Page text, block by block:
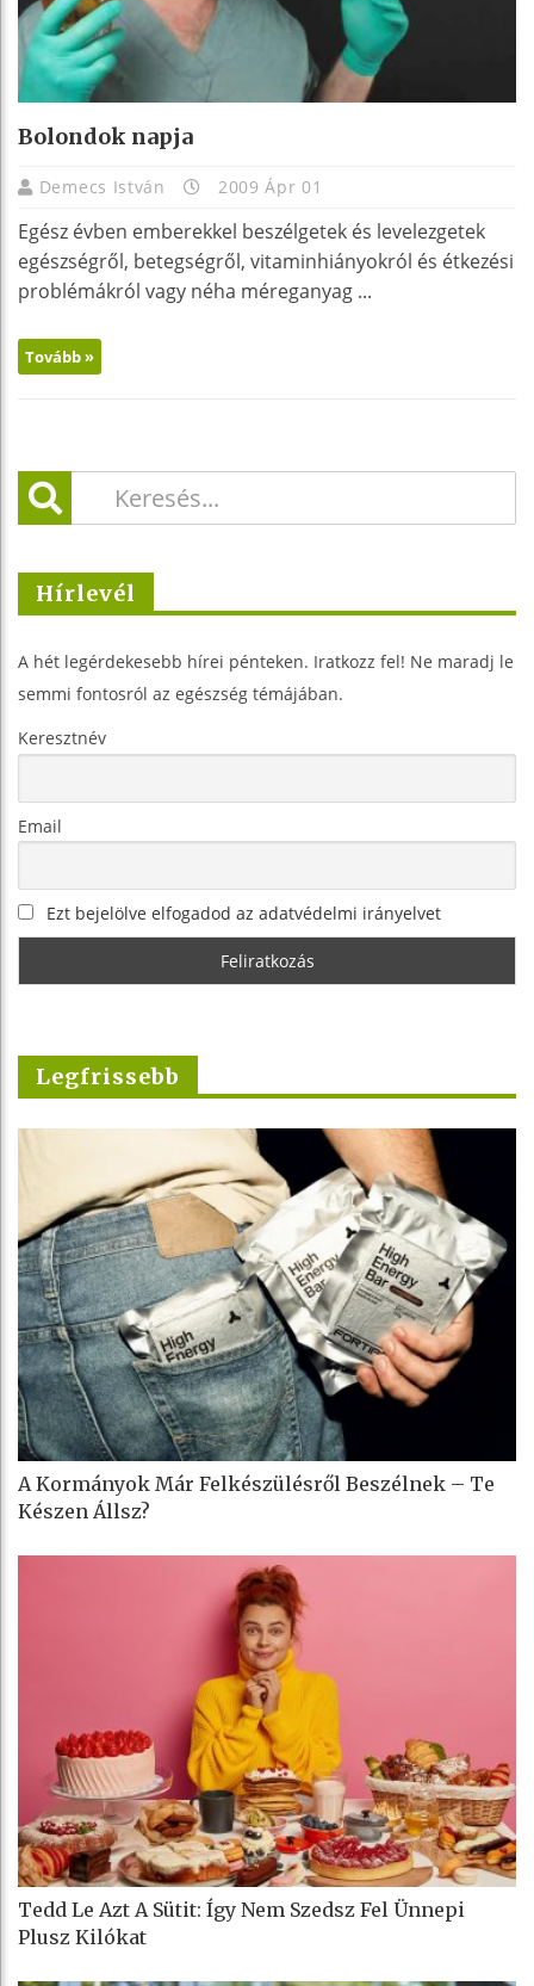
Bolondok napja
Demecs István 2009 Ápr 01
Egész évben emberekkel beszélgetek és levelezgetek
egészségről, betegségről, vitaminhiányokról és étkezési
problémákról vagy néha méreganyag ...
Tovább »
Hírlevél
A hét legérdekesebb hírei pénteken. Iratkozz fel! Ne maradj le
semmi fontosról az egészség témájában.
Keresztnév
Email
Ezt bejelölve elfogadod az adatvédelmi irányelvet
Legfrissebb
A Kormányok Már Felkészülésről Beszélnek – Te
Készen Állsz?
Tedd Le Azt A Sütit: Így Nem Szedsz Fel Ünnepi
Plusz Kilókat